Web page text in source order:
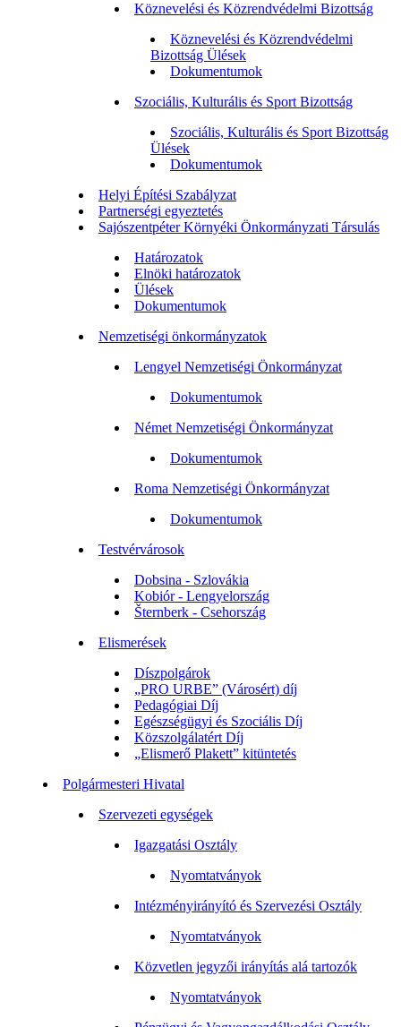
Köznevelési és Közrendvédelmi Bizottság
Köznevelési és Közrendvédelmi
Bizottság Ülések
Dokumentumok
Szociális, Kulturális és Sport Bizottság
Szociális, Kulturális és Sport Bizottság
Ülések
Dokumentumok
Helyi Építési Szabályzat
Partnerségi egyeztetés
Sajószentpéter Környéki Önkormányzati Társulás
Határozatok
Elnöki határozatok
Ülések
Dokumentumok
Nemzetiségi önkormányzatok
Lengyel Nemzetiségi Önkormányzat
Dokumentumok
Német Nemzetiségi Önkormányzat
Dokumentumok
Roma Nemzetiségi Önkormányzat
Dokumentumok
Testvérvárosok
Dobsina - Szlovákia
Kobiór - Lengyelország
Šternberk - Csehország
Elismerések
Díszpolgárok
„PRO URBE” (Városért) díj
Pedagógiai Díj
Egészségügyi és Szociális Díj
Közszolgálatért Díj
„Elismerő Plakett” kitüntetés
Polgármesteri Hivatal
Szervezeti egységek
Igazgatási Osztály
Nyomtatványok
Intézményirányító és Szervezési Osztály
Nyomtatványok
Közvetlen jegyzői irányítás alá tartozók
Nyomtatványok